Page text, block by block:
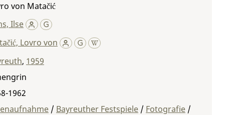
von Matačić
Ilse
Lovro von
, 1959
1962
/ Bayreuther Festspiele / Fotografie /